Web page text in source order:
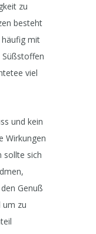
zu
besteht
häufig mit
viel
und kein
Wirkungen
sollte sich
Genuß
um zu